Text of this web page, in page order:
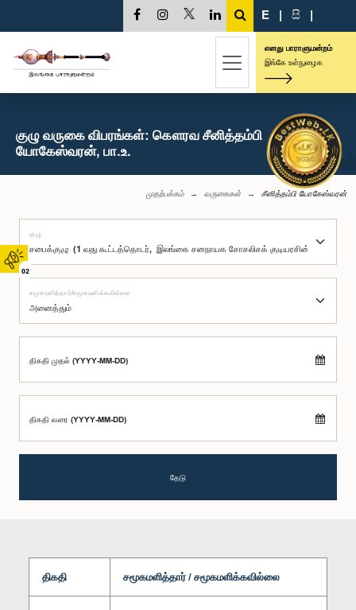
02
E | සි |
எனது பாராளுமன்றம்
இங்கே உள்நுழைக
குழு வருகை விபரங்கள்: கௌரவ சீனித்தம்பி
யோகேஸ்வரன், பா.உ.
முதற்பக்கம் வருகைகள் சீனித்தம்பி யோகேஸ்வரன்
குழு
சமூகமளித்தார்/சமூகமளிக்கவில்லை
திகதி முதல் (YYYY-MM-DD)
திகதி வரை (YYYY-MM-DD)
தேடு
திகதி சமூகமளித்தார் / சமூகமளிக்கவில்லை